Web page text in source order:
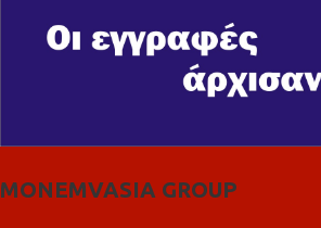
MONEMVASIA GROUP